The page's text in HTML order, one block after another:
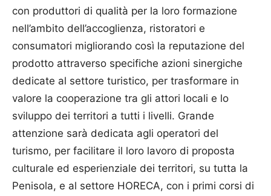
con produttori di qualità per la loro formazione
nell’ambito dell’accoglienza, ristoratori e
consumatori migliorando così la reputazione del
prodotto attraverso specifiche azioni sinergiche
dedicate al settore turistico, per trasformare in
valore la cooperazione tra gli attori locali e lo
sviluppo dei territori a tutti i livelli. Grande
attenzione sarà dedicata agli operatori del
turismo, per facilitare il loro lavoro di proposta
culturale ed esperienziale dei territori, su tutta la
Penisola, e al settore HORECA, con i primi corsi di